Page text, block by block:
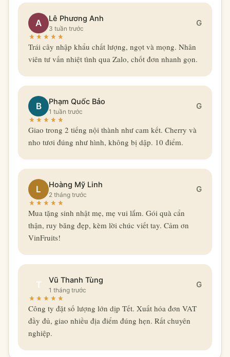
A Lê Phương Anh
3 tuần trước
G
Trái cây nhập khẩu chất lượng, ngọt và mọng. Nhân
viên tư vấn nhiệt tình qua Zalo, chốt đơn nhanh gọn.
B Phạm Quốc Bảo
1 tuần trước
G
Giao trong 2 tiếng nội thành như cam kết. Cherry và
nho tươi đúng như hình, không bị dập. 10 điểm.
L Hoàng Mỹ Linh
2 tháng trước
G
Mua tặng sinh nhật mẹ, mẹ vui lắm. Gói quà cẩn
thận, ruy băng đẹp, kèm lời chúc viết tay. Cảm ơn
VinFruits!
T Vũ Thanh Tùng
1 tháng trước
G
Công ty đặt số lượng lớn dịp Tết. Xuất hóa đơn VAT
đầy đủ, giao nhiều địa điểm đúng hẹn. Rất chuyên
nghiệp.